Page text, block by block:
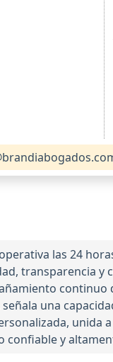
las 24
transparencia y
continuo
una
unida
confiable y